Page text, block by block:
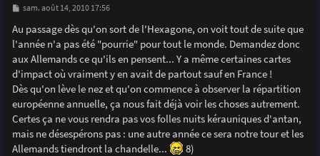
M
s
s
a
e
sam. août 14, 2010 17:56
Au passage dès qu'on sort de l'Hexagone, on voit tout de suite que
l'année n'a pas été "pourrie" pour tout le monde. Demandez donc
aux Allemands ce qu'ils en pensent... Y a même certaines cartes
d'impact où vraiment y en avait de partout sauf en France !
Dès qu'on lève le nez et qu'on commence à observer la répartition
européenne annuelle, ça nous fait déjà voir les choses autrement.
Certes ça ne vous rendra pas vos folles nuits kérauniques d'antan,
mais ne désespérons pas : une autre année ce sera notre tour et les
Allemands tiendront la chandelle...
8)